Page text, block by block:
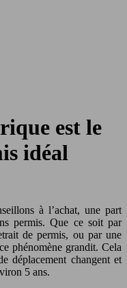
est le
idéal
à l’achat, une part
permis. Que ce soit par
de permis, ou par une
phénomène grandit. Cela
déplacement changent et
5 ans.